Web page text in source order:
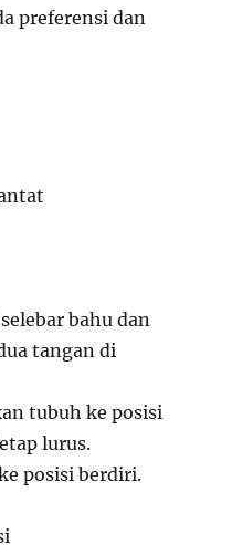
preferensi dan
bahu dan
tangan di
tubuh ke posisi
lurus.
posisi berdiri.